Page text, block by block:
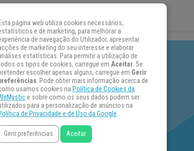
página web utiliza cookies necessários,
e de marketing, para melhorar a
de navegação do Utilizador, apresentar
de marketing do seu interesse e elaborar
estatísticas. Para permitir a utilização de
os tipos de cookies, carregue em Aceitar. Se
escolher apenas alguns, carregue em Gerir
. Pode obter mais informação acerca de
usamos cookies na Política de Cookies da
e sobre como os seus dados podem ser
para a personalização de anúncios na
de Privacidade e de Uso da Google.
Gerir preferências Aceitar